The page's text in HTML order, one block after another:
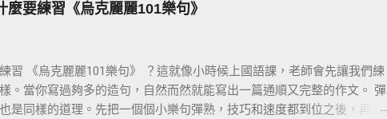
要練習《烏克麗麗101樂句》
習 《烏克麗麗101樂句》 ？這就像小時候上國語課，老師會先讓我們練
。當你寫過夠多的造句，自然而然就能寫出一篇通順又完整的作文。 彈
是同樣的道理。先把一個個小樂句彈熟，技巧和速度都到位之後，再去